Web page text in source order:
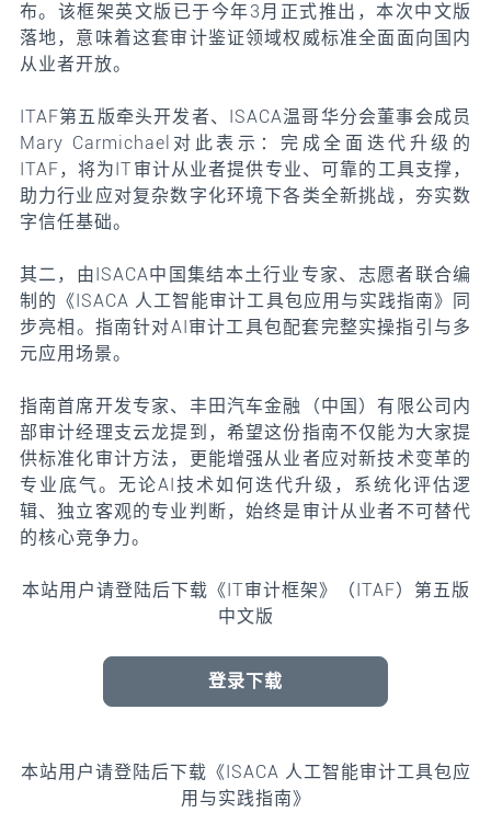
布。该框架英文版已于今年3月正式推出，本次中文版
落地，意味着这套审计鉴证领域权威标准全面面向国内
从业者开放。
ITAF第五版牵头开发者、ISACA温哥华分会董事会成员
Mary Carmichael对此表示：完成全面迭代升级的
ITAF，将为IT审计从业者提供专业、可靠的工具支撑，
助力行业应对复杂数字化环境下各类全新挑战，夯实数
字信任基础。
其二，由ISACA中国集结本土行业专家、志愿者联合编
制的《ISACA 人工智能审计工具包应用与实践指南》同
步亮相。指南针对AI审计工具包配套完整实操指引与多
元应用场景。
指南首席开发专家、丰田汽车金融（中国）有限公司内
部审计经理支云龙提到，希望这份指南不仅能为大家提
供标准化审计方法，更能增强从业者应对新技术变革的
专业底气。无论AI技术如何迭代升级，系统化评估逻
辑、独立客观的专业判断，始终是审计从业者不可替代
的核心竞争力。
本站用户请登陆后下载《IT审计框架》（ITAF）第五版
中文版
登录下载
本站用户请登陆后下载《ISACA 人工智能审计工具包应
用与实践指南》